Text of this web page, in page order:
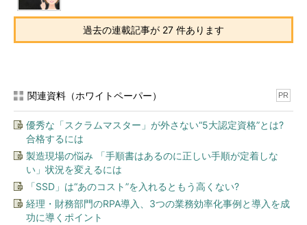
過去の連載記事が 27 件あります
関連資料（ホワイトペーパー） PR
優秀な「スクラムマスター」が外さない“5大認定資格”とは?
合格するには
製造現場の悩み 「手順書はあるのに正しい手順が定着しな
い」状況を変えるには
「SSD」は“あのコスト”を入れるともう高くない?
経理・財務部門のRPA導入、3つの業務効率化事例と導入を成
功に導くポイント